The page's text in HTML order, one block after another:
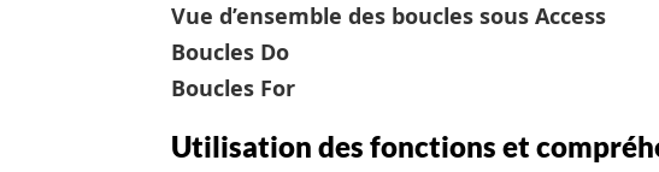
Vue d’ensemble des boucles sous Access
Boucles Do
Boucles For
Utilisation des fonctions et